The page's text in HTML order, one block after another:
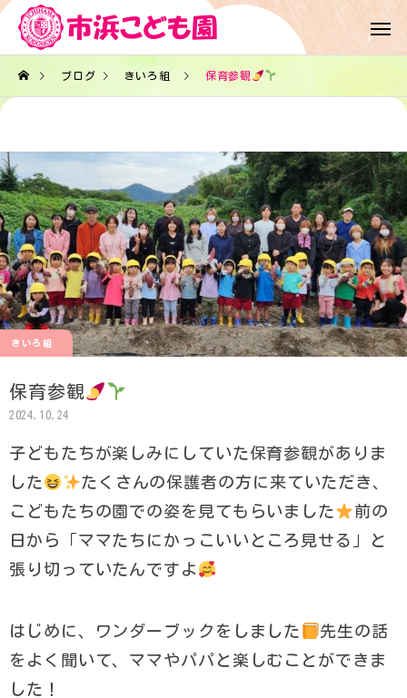
ブログ きいろ組 保育参観
きいろ組
保育参観
2024.10.24
子どもたちが楽しみにしていた保育参観がありま
した
たくさんの保護者の方に来ていただき、
こどもたちの園での姿を見てもらいました
前の
日から「ママたちにかっこいいところ見せる」と
張り切っていたんですよ
はじめに、ワンダーブックをしました
先生の話
をよく聞いて、ママやパパと楽しむことができま
した！